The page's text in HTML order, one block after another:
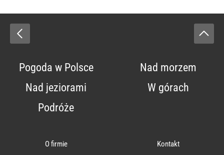
Pogoda w Polsce
Nad morzem
Nad jeziorami
W górach
Podróże
O firmie
Kontakt